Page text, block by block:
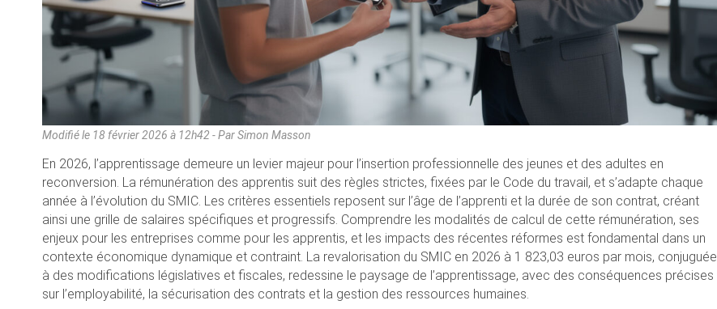
Modifié le 18 février 2026 à 12h42 - Par Simon Masson
En 2026, l’apprentissage demeure un levier majeur pour l’insertion professionnelle des jeunes et des adultes en
reconversion. La rémunération des apprentis suit des règles strictes, fixées par le Code du travail, et s’adapte chaque
année à l’évolution du SMIC. Les critères essentiels reposent sur l’âge de l’apprenti et la durée de son contrat, créant
ainsi une grille de salaires spécifiques et progressifs. Comprendre les modalités de calcul de cette rémunération, ses
enjeux pour les entreprises comme pour les apprentis, et les impacts des récentes réformes est fondamental dans un
contexte économique dynamique et contraint. La revalorisation du SMIC en 2026 à 1 823,03 euros par mois, conjuguée
à des modifications législatives et fiscales, redessine le paysage de l’apprentissage, avec des conséquences précises
sur l’employabilité, la sécurisation des contrats et la gestion des ressources humaines.